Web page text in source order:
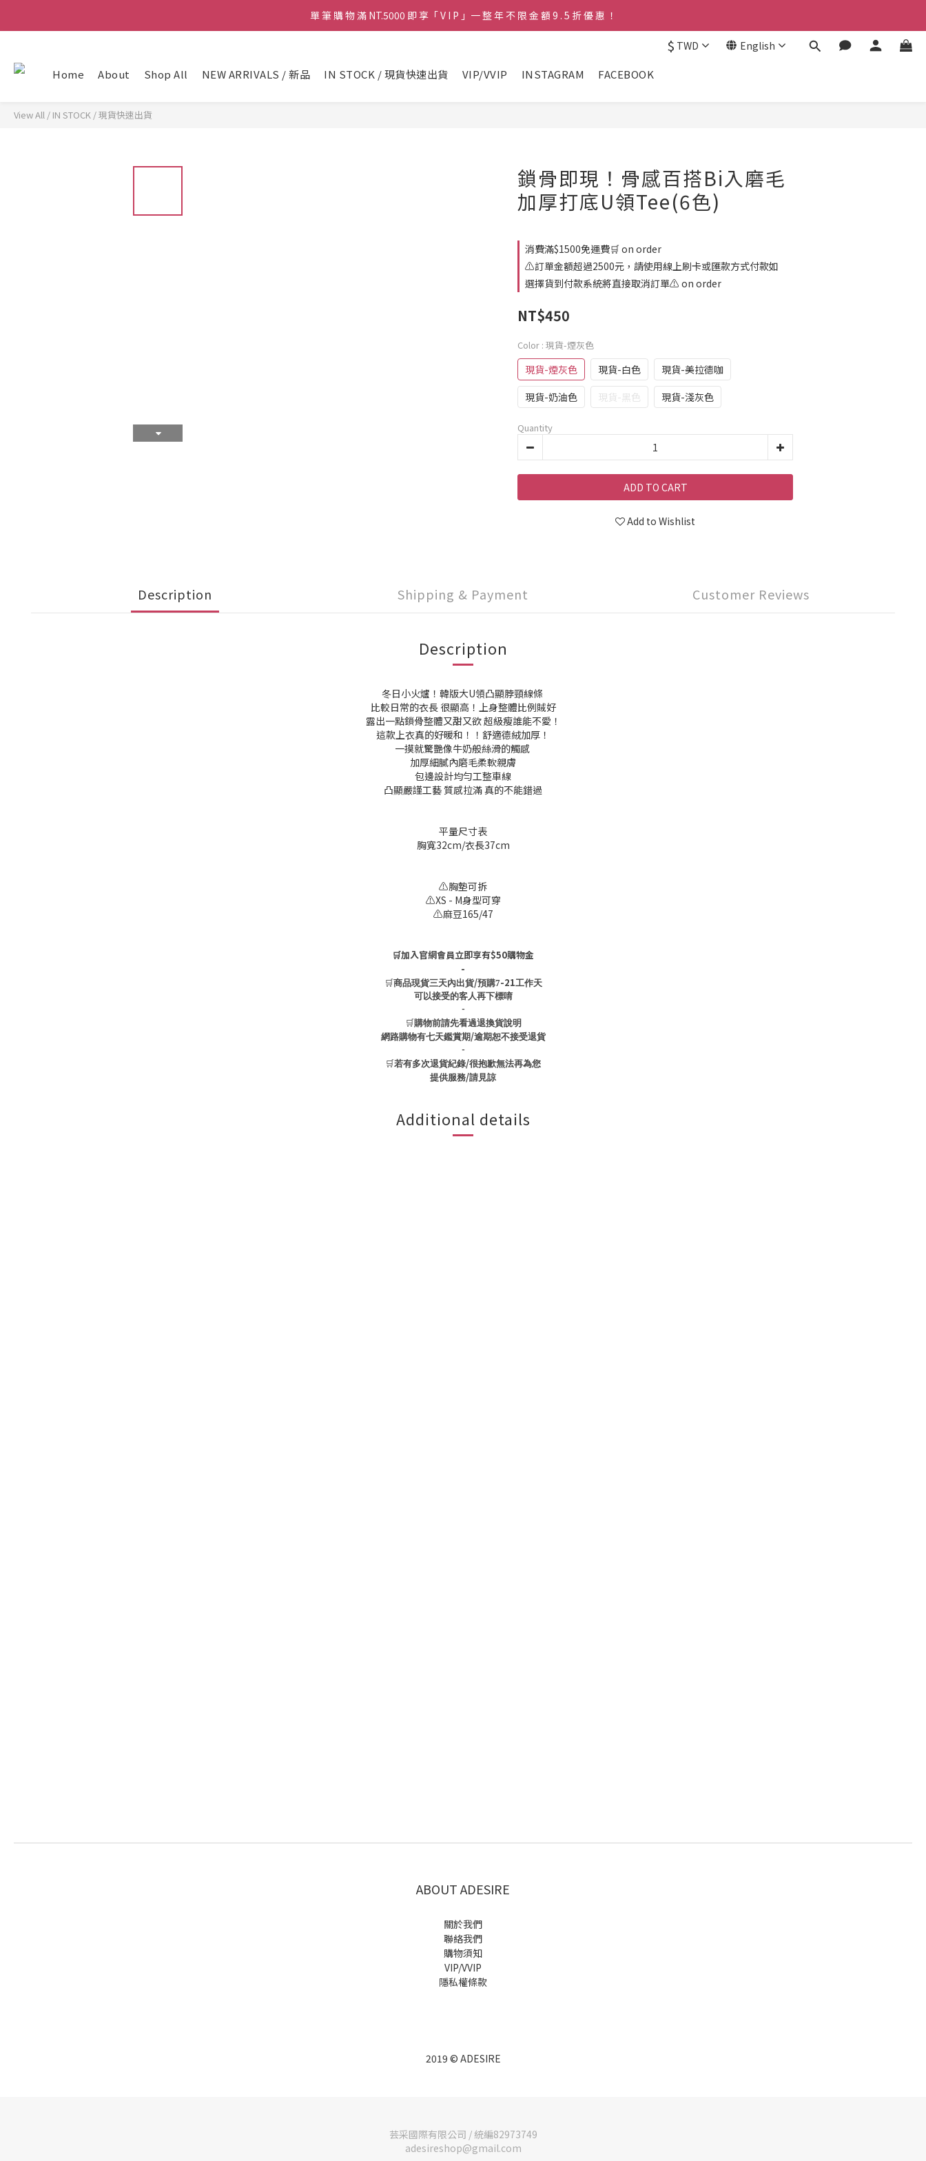
♡ 官 網 訂 單 滿 NT.1500 即 享 免 運 費 🚚💨 ♡
單 筆 購 物 滿 NT.5000 即 享「 V I P 」一 整 年 不 限 金 額 9 . 5 折 優 惠 ！
$ TWD English
Home About Shop All NEW ARRIVALS / 新品 IN STOCK / 現貨快速出貨 VIP/VVIP INSTAGRAM FACEBOOK
View All / IN STOCK / 現貨快速出貨
鎖骨即現！骨感百搭Bi入磨毛
加厚打底U領Tee(6色)
消費滿$1500免運費🛒 on order
⚠️訂單金額超過2500元，請使用線上刷卡或匯款方式付款如
選擇貨到付款系統將直接取消訂單⚠️ on order
NT$450
Color : 現貨-煙灰色
現貨-煙灰色 現貨-白色
現貨-美拉德咖
現貨-奶油色
現貨-黑色 現貨-淺灰色
Quantity
ADD TO CART
Add to Wishlist
Description Shipping & Payment Customer Reviews
Description
冬日小火爐！韓版大U領凸顯脖頸線條
比較日常的衣長 很顯高！上身整體比例賊好
露出一點鎖骨整體又甜又欲 超級瘦誰能不愛！
這款上衣真的好暖和！！舒適德絨加厚！
一摸就驚艷像牛奶般絲滑的觸感
加厚細膩內磨毛柔軟親膚
包邊設計均勻工整車線
凸顯嚴謹工藝 質感拉滿 真的不能錯過
平量尺寸表
胸寬32cm/衣長37cm
⚠️胸墊可拆
⚠️XS - M身型可穿
⚠️麻豆165/47
🛒加入官網會員立即享有$50購物金
-
🛒商品現貨三天內出貨/預購7-21工作天
可以接受的客人再下標唷
-
🛒購物前請先看過退換貨說明
網路購物有七天鑑賞期/逾期恕不接受退貨
-
🛒若有多次退貨紀錄/很抱歉無法再為您
提供服務/請見諒
Additional details
ABOUT ADESIRE
關於我們
聯絡我們
購物須知
VIP/VVIP
隱私權條款
2019 © ADESIRE
芸采國際有限公司 / 統編82973749
adesireshop@gmail.com